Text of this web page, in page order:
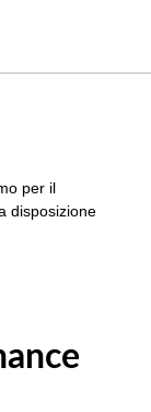
per il
disposizione